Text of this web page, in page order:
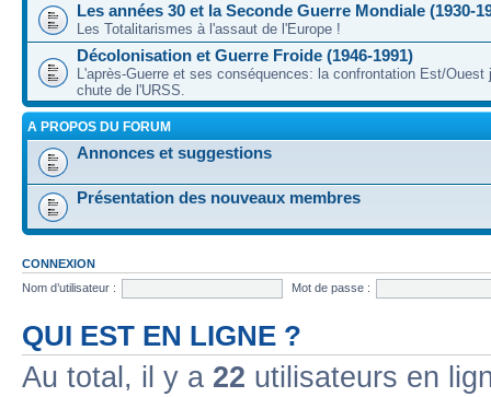
Les années 30 et la Seconde Guerre Mondiale (1930-
Les Totalitarismes à l'assaut de l'Europe !
Décolonisation et Guerre Froide (1946-1991)
L'après-Guerre et ses conséquences: la confrontation Est/Ouest
chute de l'URSS.
A PROPOS DU FORUM
Annonces et suggestions
Présentation des nouveaux membres
CONNEXION
Nom d’utilisateur :
Mot de passe :
QUI EST EN LIGNE ?
Au total, il y a 22 utilisateurs en